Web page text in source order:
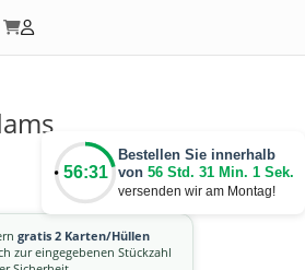
56:31
Bestellen Sie innerhalb
von 56 Std. 31 Min. 1 Sek.
versenden wir am Montag!
gratis 2 Karten/Hüllen
zur eingegebenen Stückzahl